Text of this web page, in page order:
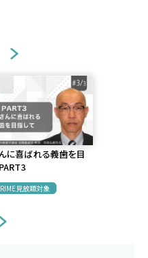
に喜ばれる義歯を目
見放題対象